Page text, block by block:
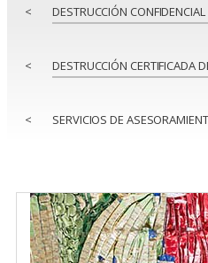
< DESTRUCCIÓN
< DESTRUCCIÓN CERTIFICADA
< SERVICIOS DE